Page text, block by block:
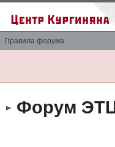
Правила форума
Форум